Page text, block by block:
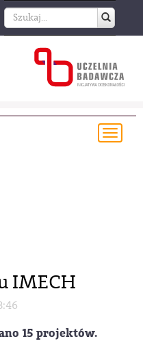
IMECH
15 projektów.